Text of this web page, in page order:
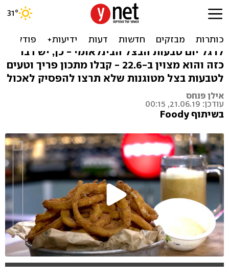
לשמוע את הביס: טבעות בצל
מטוגנות בציפוי פריך
לרגל יום טבעות הבצל הבינלאומי - כן, יש דבר
כזה והוא מצוין ב-22.6 - קבלו מתכון פריך וטעים
לטבעות בצל מטוגנות שלא תרצו להפסיק לאכול
אילן פנחס
עודכן: 21.06.19, 00:15
בשיתוף Foody